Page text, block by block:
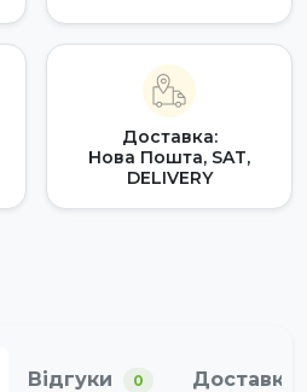
Доставка:
Нова Пошта, SAT,
DELIVERY
Відгуки 0 Доставка